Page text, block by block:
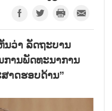
ນວ່າ ລັດຖະບານ
ການພັດທະນາການ
າດຮອບດ້ານ”